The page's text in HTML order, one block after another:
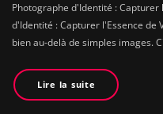
Photographe d'Identité : Capturer
d'Identité : Capturer l'Essence de
bien au-delà de simples images.
Lire la suite